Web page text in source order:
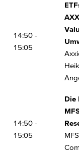
14:50 -
15:05
14:50 -
15:05
Die